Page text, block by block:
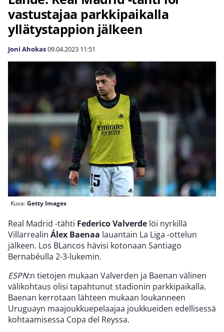
vastustajaa parkkipaikalla
yllätystappion jälkeen
Joni Ahokas09.04.2023 11:51
Kuva:Getty Images
Real Madrid -tähti Federico Valverde löi nyrkillä
Villarrealin Álex Baenaa lauantain La Liga -ottelun
jälkeen. Los BLancos hävisi kotonaan Santiago
Bernabéulla 2-3-lukemin.
ESPN:n tietojen mukaan Valverden ja Baenan välinen
välikohtaus olisi tapahtunut stadionin parkkipaikalla.
Baenan kerrotaan lähteen mukaan loukanneen
Uruguayn maajoukkuepelaajaa joukkueiden edellisessä
kohtaamisessa Copa del Reyssa.